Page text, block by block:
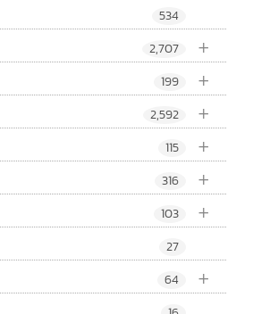
534
+
2,707
+
199
+
2,592
+
115
+
316
+
103
27
+
64